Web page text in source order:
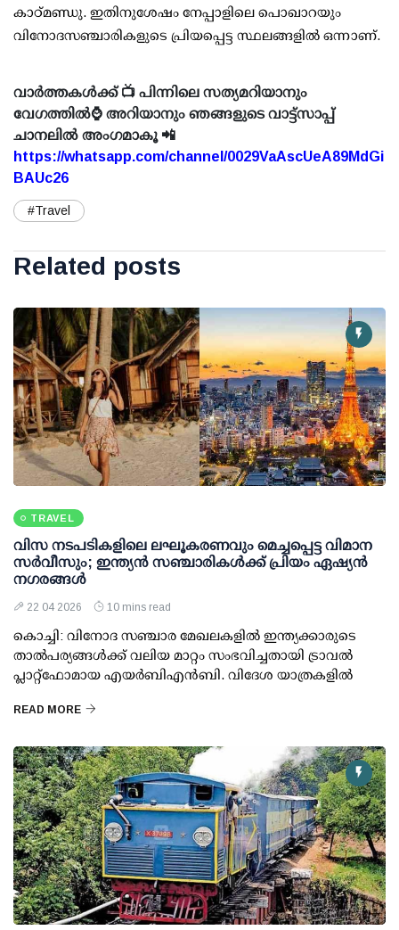
കാഠ്മണ്ഡു. ഇതിനുശേഷം നേപ്പാളിലെ പൊഖാറയും
വിനോദസഞ്ചാരികളുടെ പ്രിയപ്പെട്ട സ്ഥലങ്ങളില്‍ ഒന്നാണ്.
വാർത്തകൾക്ക് 📺 പിന്നിലെ സത്യമറിയാനും
വേഗത്തിൽ⌚ അറിയാനും ഞങ്ങളുടെ വാട്ട്സാപ്പ്
ചാനലിൽ അംഗമാകൂ 📲
https://whatsapp.com/channel/0029VaAscUeA89MdGi
BAUc26
#Travel
Related posts
TRAVEL
വിസ നടപടികളിലെ ലഘൂകരണവും മെച്ചപ്പെട്ട വിമാന
സര്‍വീസും; ഇന്ത്യന്‍ സഞ്ചാരികള്‍ക്ക് പ്രിയം ഏഷ്യന്‍
നഗരങ്ങള്‍
22 04 2026 10 mins read
കൊച്ചി: വിനോദ സഞ്ചാര മേഖലകളില്‍ ഇന്ത്യക്കാരുടെ
താല്‍പര്യങ്ങള്‍ക്ക് വലിയ മാറ്റം സംഭവിച്ചതായി ട്രാവല്‍
പ്ലാറ്റ്ഫോമായ എയര്‍ബിഎന്‍ബി. വിദേശ യാത്രകളില്‍
READ MORE